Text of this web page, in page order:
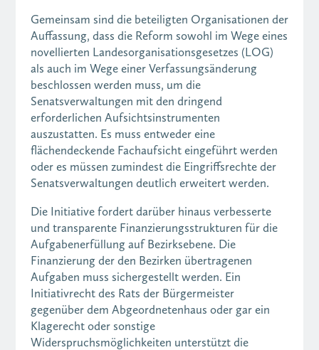
Gemeinsam sind die beteiligten Organisationen der
Auffassung, dass die Reform sowohl im Wege eines
novellierten Landesorganisationsgesetzes (LOG)
als auch im Wege einer Verfassungsänderung
beschlossen werden muss, um die
Senatsverwaltungen mit den dringend
erforderlichen Aufsichtsinstrumenten
auszustatten. Es muss entweder eine
flächendeckende Fachaufsicht eingeführt werden
oder es müssen zumindest die Eingriffsrechte der
Senatsverwaltungen deutlich erweitert werden.
Die Initiative fordert darüber hinaus verbesserte
und transparente Finanzierungsstrukturen für die
Aufgabenerfüllung auf Bezirksebene. Die
Finanzierung der den Bezirken übertragenen
Aufgaben muss sichergestellt werden. Ein
Initiativrecht des Rats der Bürgermeister
gegenüber dem Abgeordnetenhaus oder gar ein
Klagerecht oder sonstige
Widerspruchsmöglichkeiten unterstützt die